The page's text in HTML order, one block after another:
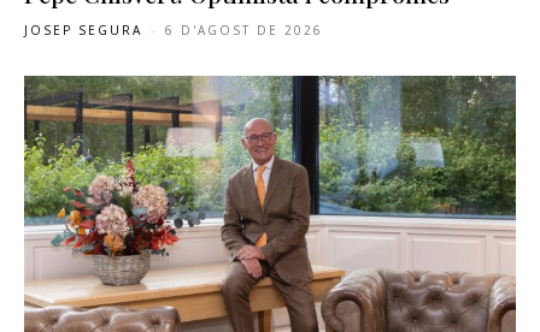
JOSEP SEGURA - 6 D'AGOST DE 2026